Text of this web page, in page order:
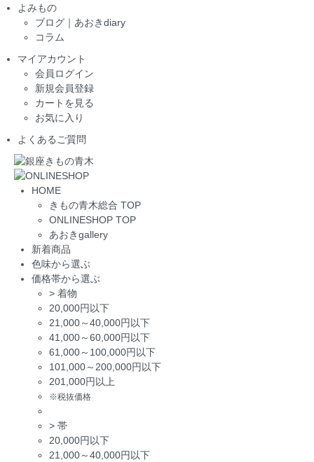
よみもの
ブログ｜あおきdiary
コラム
マイアカウント
会員ログイン
新規会員登録
カートを見る
お気に入り
よくあるご質問
HOME
きもの青木総合 TOP
ONLINESHOP TOP
あおきgallery
新着商品
色味から選ぶ
価格帯から選ぶ
> 着物
20,000円以下
21,000～40,000円以下
41,000～60,000円以下
61,000～100,000円以下
101,000～200,000円以下
201,000円以上
※税抜価格
> 帯
20,000円以下
21,000～40,000円以下